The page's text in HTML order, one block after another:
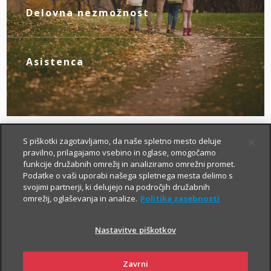
novim življenjskim okoliščinam.
Delovna nezmožnost
Z zagotovljenim nadomestilom za izpad
dohodka poskrbite zase, če zaradi
bolezni ali nezgode izgubite zmožnost za
delo.
Asistenca
Tu smo za vas – da boste v primeru
nezgode hitreje prišli do specialista, bolj
brezskrbno potovali po svetu in pridobili
drugo zdravniško mnenje.
Kako si lahko prilagodim
življenjsko zavarovanje?
S piškotki zagotavljamo, da naše spletno mesto deluje
pravilno, prilagajamo vsebino in oglase, omogočamo
funkcije družabnih omrežij in analiziramo omrežni promet.
Podatke o vaši uporabi našega spletnega mesta delimo s
svojimi partnerji, ki delujejo na področjih družabnih
omrežij, oglaševanja in analize. Politika zasebnosti
Nastavitve piškotkov
Zavrni